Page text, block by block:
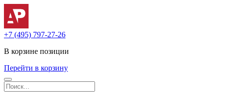
+7 (495) 797-27-26
В корзине позиции
Перейти в корзину